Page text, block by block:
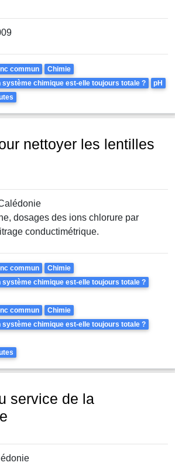
commun
Chimie
chimique est-elle toujours totale ?
pH
nettoyer les lentilles
dosages des ions chlorure par
conductimétrique.
commun
Chimie
chimique est-elle toujours totale ?
commun
Chimie
chimique est-elle toujours totale ?
service de la